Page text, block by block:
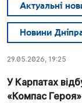
Актуальні
Новини
29.05.2026, 19:25
У Карпатах
«Компас Героя»